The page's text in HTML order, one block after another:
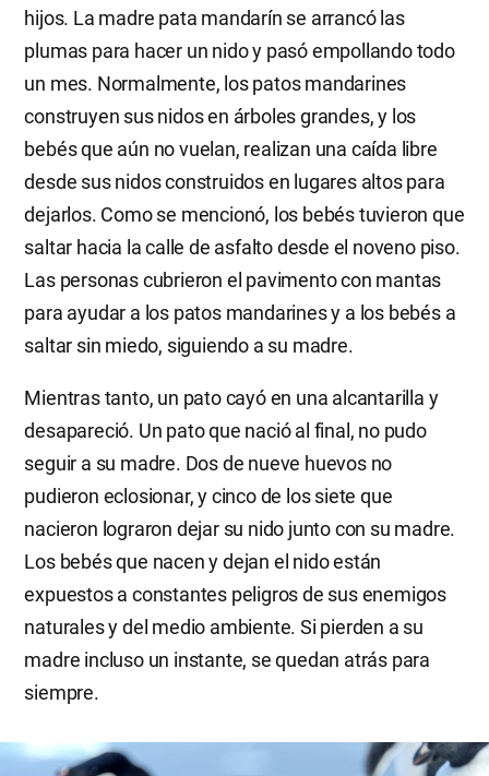
hijos. La madre pata mandarín se arrancó las
plumas para hacer un nido y pasó empollando todo
un mes. Normalmente, los patos mandarines
construyen sus nidos en árboles grandes, y los
bebés que aún no vuelan, realizan una caída libre
desde sus nidos construidos en lugares altos para
dejarlos. Como se mencionó, los bebés tuvieron que
saltar hacia la calle de asfalto desde el noveno piso.
Las personas cubrieron el pavimento con mantas
para ayudar a los patos mandarines y a los bebés a
saltar sin miedo, siguiendo a su madre.
Mientras tanto, un pato cayó en una alcantarilla y
desapareció. Un pato que nació al final, no pudo
seguir a su madre. Dos de nueve huevos no
pudieron eclosionar, y cinco de los siete que
nacieron lograron dejar su nido junto con su madre.
Los bebés que nacen y dejan el nido están
expuestos a constantes peligros de sus enemigos
naturales y del medio ambiente. Si pierden a su
madre incluso un instante, se quedan atrás para
siempre.